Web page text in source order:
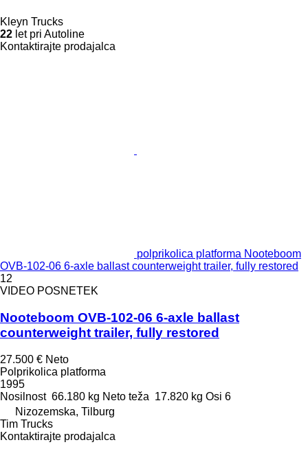
Kleyn Trucks
22 let pri Autoline
Kontaktirajte prodajalca
polprikolica platforma Nooteboom
OVB-102-06 6-axle ballast counterweight trailer, fully restored
12
VIDEO POSNETEK
Nooteboom OVB-102-06 6-axle ballast
counterweight trailer, fully restored
27.500 € Neto
Polprikolica platforma
1995
Nosilnost 66.180 kg Neto teža 17.820 kg Osi 6
Nizozemska, Tilburg
Tim Trucks
Kontaktirajte prodajalca